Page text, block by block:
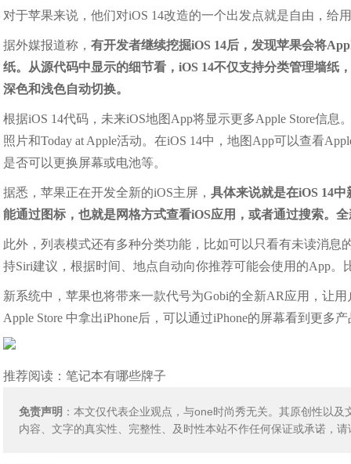
对于苹果来说，他们对iOS 14改造的一个出发点就是自由，给
据外媒报道称，有开发者继续挖掘iOS 14后，发现苹果会将
纸。从源代码中显示的细节看，iOS 14不仅支持分类管理墙
深色和浅色自动切换。
根据iOS 14代码，未来iOS地图App将显示更多Apple Store信
照片和Today at Apple活动。在iOS 14中，地图App可以查看
是否可以更换屏幕或电池等。
据悉，苹果正在开发全新的iOS主屏，具体来说就是在iOS 14
能通过图标，也就是网格方式查看iOS应用，或者通过搜索。
此外，列表模式还有多种分类功能，比如可以只看有未读消
持Siri建议，根据时间、地点自动向你推荐可能会使用的App
新系统中，苹果也将带来一款代号为Gobi的全新AR应用，让
Apple Store 中拿出iPhone后，可以通过iPhone的屏幕看到更多
推荐阅读：笔记本有哪些牌子
免责声明 ：本文仅代表企业观点，与one时尚秀无关。其原创性以
内容、文字的真实性、完整性、及时性本站不作任何保证或承诺，